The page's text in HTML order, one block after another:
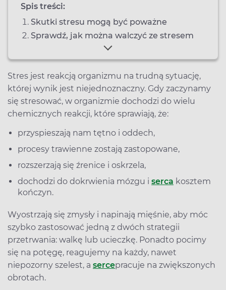
Spis treści:
Skutki stresu mogą być poważne
Sprawdź, jak można walczyć ze stresem
Stres jest reakcją organizmu na trudną sytuację,
której wynik jest niejednoznaczny. Gdy zaczynamy
się stresować, w organizmie dochodzi do wielu
chemicznych reakcji, które sprawiają, że:
przyspieszają nam tętno i oddech,
procesy trawienne zostają zastopowane,
rozszerzają się źrenice i oskrzela,
dochodzi do dokrwienia mózgu i serca kosztem
kończyn.
Wyostrzają się zmysły i napinają mięśnie, aby móc
szybko zastosować jedną z dwóch strategii
przetrwania: walkę lub ucieczkę. Ponadto pocimy
się na potęgę, reagujemy na każdy, nawet
niepozorny szelest, a sercepracuje na zwiększonych
obrotach.